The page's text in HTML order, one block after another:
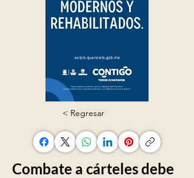
< Regresar
Combate a cárteles debe